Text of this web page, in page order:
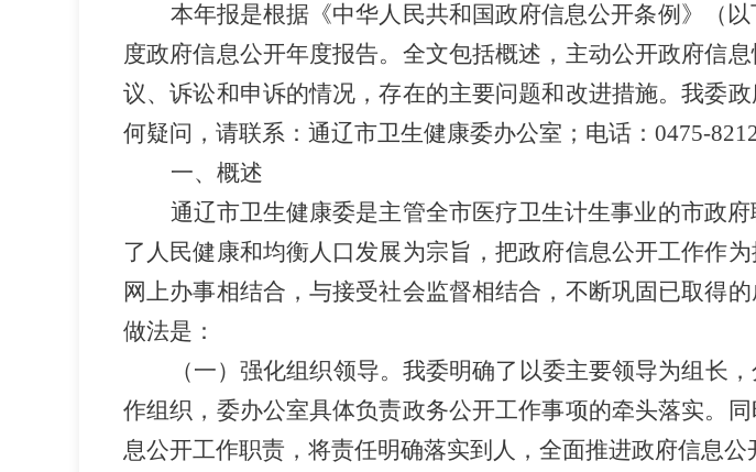
本年报是根据《中华人民共和国政府信息公开条例》（
度政府信息公开年度报告。全文包括概述，主动公开政府信
议、诉讼和申诉的情况，存在的主要问题和改进措施。我委
何疑问，请联系：通辽市卫生健康委办公室；电话： 0475-
一、概述
通辽市卫生健康委是主管全市医疗卫生计生事业的市政府
了人民健康和均衡人口发展为宗旨，把政府信息公开工作作
网上办事相结合，与接受社会监督相结合，不断巩固已取得
做法是：
（一）强化组织领导。我委明确了以委主要领导为组长
作组织，委办公室具体负责政务公开工作事项的牵头落实。
息公开工作职责，将责任明确落实到人，全面推进政府信息公